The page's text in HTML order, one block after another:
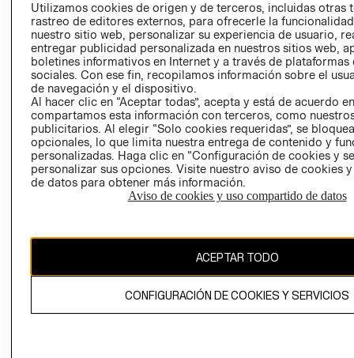
COOKIES
LIBRO DE
Ecuador ($)
CAMBIAR REGIÓN
El contenido de esta página web está protegido por copyright y es
Utilizamos cookies de origen y de terceros, incluidas otras
rastreo de editores externos, para ofrecerle la
nuestro sitio web, personalizar su experiencia de usuario,
entregar publicidad personalizada en nuestros sitios web,
boletines informativos en Internet y a través de plataformas
sociales. Con ese fin, recopilamos información sobre el
de navegación y el dispositivo.
Al hacer clic en “Aceptar todas”, acepta y está de acuerdo
compartamos esta información con terceros, como
publicitarios. Al elegir “Solo cookies requeridas”, se
opcionales, lo que limita nuestra entrega de contenido y
personalizadas. Haga clic en “Configuración de cookies y
personalizar sus opciones. Visite nuestro aviso de cookies
de datos para obtener más información.
Aviso de cookies y uso compartido de datos
ACEPTAR TODO
CONFIGURACIÓN DE COOKIES Y SERVICIOS